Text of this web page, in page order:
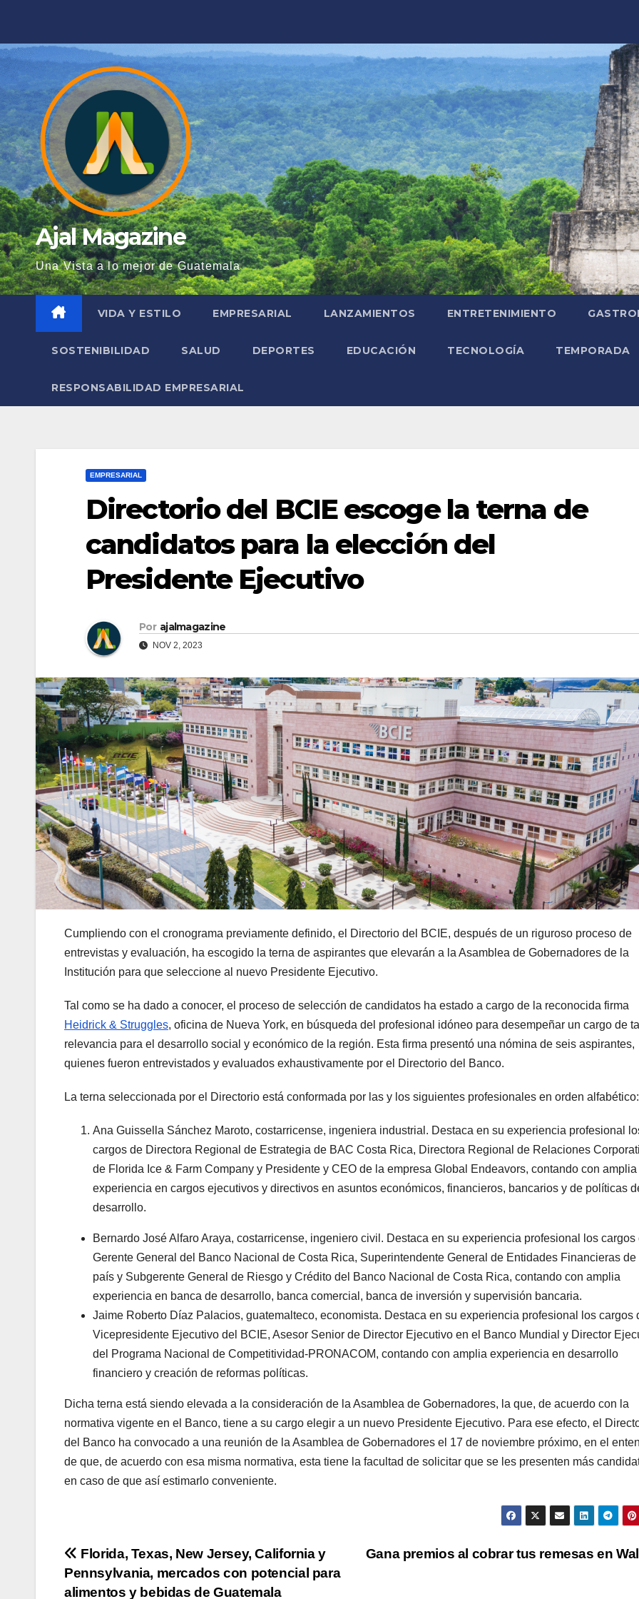
contenido
Ajal Magazine
Una Vista a lo mejor de Guatemala
VIDA Y ESTILO EMPRESARIAL LANZAMIENTOS ENTRETENIMIENTO
SOSTENIBILIDAD SALUD DEPORTES EDUCACIÓN TECNOLOGÍA TEMPORADA
RESPONSABILIDAD EMPRESARIAL
EMPRESARIAL
Directorio del BCIE escoge la terna de
candidatos para la elección del
Presidente Ejecutivo
Por ajalmagazine
NOV 2, 2023
Cumpliendo con el cronograma previamente definido, el Directorio del BCIE, después de un riguroso proceso de
entrevistas y evaluación, ha escogido la terna de aspirantes que elevarán a la Asamblea de Gobernadores de la
Institución para que seleccione al nuevo Presidente Ejecutivo.
Tal como se ha dado a conocer, el proceso de selección de candidatos ha estado a cargo de la reconocida firma
Heidrick & Struggles, oficina de Nueva York, en búsqueda del profesional idóneo para desempeñar un cargo de
relevancia para el desarrollo social y económico de la región. Esta firma presentó una nómina de seis aspirantes,
quienes fueron entrevistados y evaluados exhaustivamente por el Directorio del Banco.
La terna seleccionada por el Directorio está conformada por las y los siguientes profesionales en orden alfabético:
Ana Guissella Sánchez Maroto, costarricense, ingeniera industrial. Destaca en su experiencia profesional
cargos de Directora Regional de Estrategia de BAC Costa Rica, Directora Regional de Relaciones
de Florida Ice & Farm Company y Presidente y CEO de la empresa Global Endeavors, contando con amplia
experiencia en cargos ejecutivos y directivos en asuntos económicos, financieros, bancarios y de políticas
desarrollo.
Bernardo José Alfaro Araya, costarricense, ingeniero civil. Destaca en su experiencia profesional los cargos
Gerente General del Banco Nacional de Costa Rica, Superintendente General de Entidades Financieras de
país y Subgerente General de Riesgo y Crédito del Banco Nacional de Costa Rica, contando con amplia
experiencia en banca de desarrollo, banca comercial, banca de inversión y supervisión bancaria.
Jaime Roberto Díaz Palacios, guatemalteco, economista. Destaca en su experiencia profesional los cargos
Vicepresidente Ejecutivo del BCIE, Asesor Senior de Director Ejecutivo en el Banco Mundial y Director
del Programa Nacional de Competitividad-PRONACOM, contando con amplia experiencia en desarrollo
financiero y creación de reformas políticas.
Dicha terna está siendo elevada a la consideración de la Asamblea de Gobernadores, la que, de acuerdo con la
normativa vigente en el Banco, tiene a su cargo elegir a un nuevo Presidente Ejecutivo. Para ese efecto, el
del Banco ha convocado a una reunión de la Asamblea de Gobernadores el 17 de noviembre próximo, en el
de que, de acuerdo con esa misma normativa, esta tiene la facultad de solicitar que se les presenten más
en caso de que así estimarlo conveniente.
Navegación
de
Gana premios al cobrar tus remesas en
Florida, Texas, New Jersey, California y
Pennsylvania, mercados con potencial para
alimentos y bebidas de Guatemala